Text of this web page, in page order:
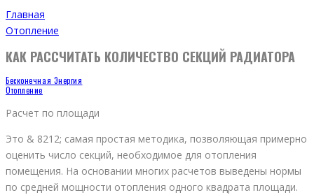
Главная
Отопление
КАК РАССЧИТАТЬ КОЛИЧЕСТВО СЕКЦИЙ РАДИАТОРА
Бесконечная Энергия
Отопление
Расчет по площади
Это & 8212; самая простая методика, позволяющая примерно
оценить число секций, необходимое для отопления
помещения. На основании многих расчетов выведены нормы
по средней мощности отопления одного квадрата площади.